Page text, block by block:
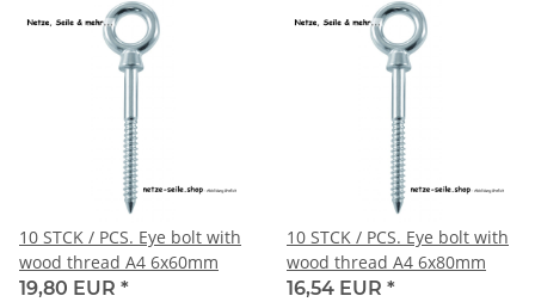
10 STCK / PCS. Eye bolt with
wood thread A4 6x60mm
19,80 EUR *
10 STCK / PCS. Eye bolt with
wood thread A4 6x80mm
16,54 EUR *